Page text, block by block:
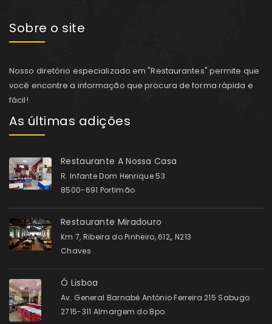
Sobre o site
Nosso diretório especializado em "Restaurantes" permite que
você encontre a informação que procura de forma rápida e
fácil!
As últimas adições
Restaurante A Nossa Casa
R. Infante Dom Henrique 53
8500-691 Portimão
Restaurante Miradouro
Km 7, Ribeira do Pinheiro, 612,, N213
Chaves
Ó Lisboa
Av. General Barnabé António Ferreira 215 Sabugo
2715-311 Almargem do Bpo.